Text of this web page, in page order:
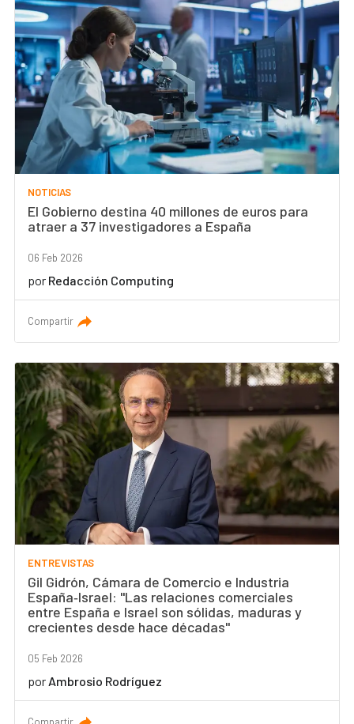
NOTICIAS
El Gobierno destina 40 millones de euros para
atraer a 37 investigadores a España
06 Feb 2026
por Redacción Computing
Compartir
ENTREVISTAS
Gil Gidrón, Cámara de Comercio e Industria
España‑Israel: "Las relaciones comerciales
entre España e Israel son sólidas, maduras y
crecientes desde hace décadas"
05 Feb 2026
por Ambrosio Rodríguez